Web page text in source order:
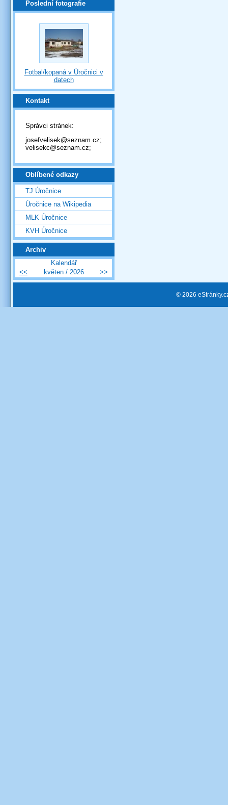
Poslední fotografie
Fotbal/kopaná v Úročnici v
datech
Kontakt
Správci stránek:
josefvelisek@seznam.cz;
velisekc@seznam.cz;
Oblíbené odkazy
TJ Úročnice
Úročnice na Wikipedia
MLK Úročnice
KVH Úročnice
Archiv
Kalendář
<<
květen / 2026 >>
© 2026